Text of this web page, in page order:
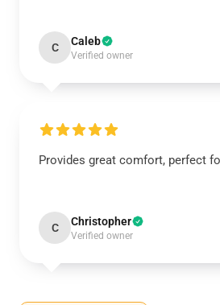
C Caleb
Verified owner
Provides great comfort, perfect
C Christopher
Verified owner